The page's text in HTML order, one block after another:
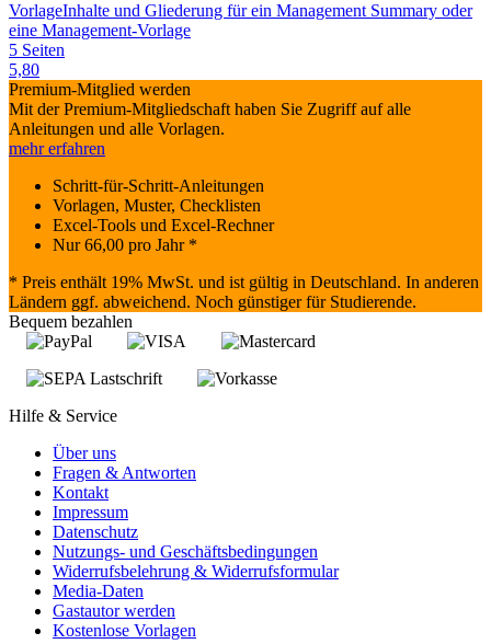
VorlageInhalte und Gliederung für ein Management Summary oder
eine Management-Vorlage
5 Seiten
5,80
Premium-Mitglied werden
Mit der Premium-Mitgliedschaft haben Sie Zugriff auf alle
Anleitungen und alle Vorlagen.
mehr erfahren
Schritt-für-Schritt-Anleitungen
Vorlagen, Muster, Checklisten
Excel-Tools und Excel-Rechner
Nur66,00 pro Jahr *
* Preis enthält 19% MwSt. und ist gültig in Deutschland. In anderen
Ländern ggf. abweichend. Noch günstiger für Studierende.
Bequem bezahlen
Hilfe & Service
Über uns
Fragen & Antworten
Kontakt
Impressum
Datenschutz
Nutzungs- und Geschäftsbedingungen
Widerrufsbelehrung & Widerrufsformular
Media-Daten
Gastautor werden
Kostenlose Vorlagen